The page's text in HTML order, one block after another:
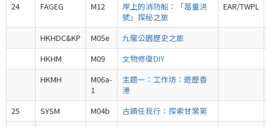
24
FAGEG M12
岸上的消防船：「葛量洪
號」探秘之旅
EAR/TWPL
HKHDC&KP M05e
九龍公園歷史之旅
HKHM
M09
文物修復DIY
HKMH
M06a-
1
主題一：工作坊：遊歷香
港
25
SYSM M04b
古蹟任我行：探索甘棠第